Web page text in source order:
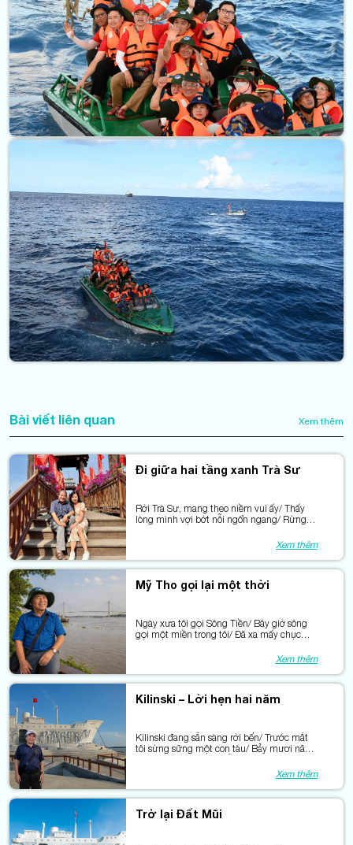
Bài viết liên quan Xem thêm
Đi giữa hai tầng xanh Trà Sư
Rời Trà Sư, mang theo niềm vui ấy/ Thấy
lòng mình vợi bớt nỗi ngổn ngang/ Rừng ở
Xem thêm
Mỹ Tho gọi lại một thời
Ngày xưa tôi gọi Sông Tiền/ Bây giờ sông
gọi một miền trong tôi/ Đã xa mấy chục
Xem thêm
Kilinski – Lời hẹn hai năm
Kilinski đang sẵn sàng rời bến/ Trước mắt
tôi sừng sững một con tàu/ Bảy mươi năm
Xem thêm
Trở lại Đất Mũi